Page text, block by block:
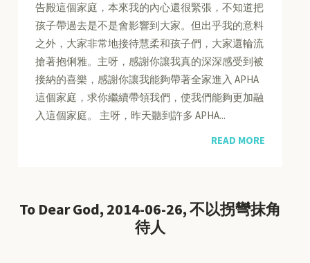
告殿這個家庭，本來我的內心還很緊張，不知道把
孩子帶過去是不是會影響到大家。但出乎我的意料
之外，大家非常地接待慧柔和孩子們，大家還輪流
搶著抱俐雅。主呀，感謝你讓我真的深深感受到被
接納的喜樂，感謝你讓我能夠帶著全家進入 APHA
這個家庭，求你繼續帶領我們，使我們能夠更加融
入這個家庭。 主呀，昨天聽到許多 APHA...
READ MORE
To Dear God, 2014-06-26, 不以拐彎抹角
待人